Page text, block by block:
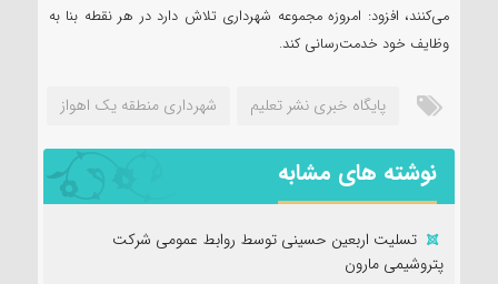
می‌کنند، افزود: امروزه مجموعه شهرداری تلاش دارد در هر نقطه بنا به
وظایف خود خدمت‌رسانی کند.
پایگاه خبری نشر تعلیم شهرداری منطقه یک اهواز
نوشته های مشابه
تسلیت اربعین حسینی توسط روابط عمومی شرکت
پتروشیمی مارون